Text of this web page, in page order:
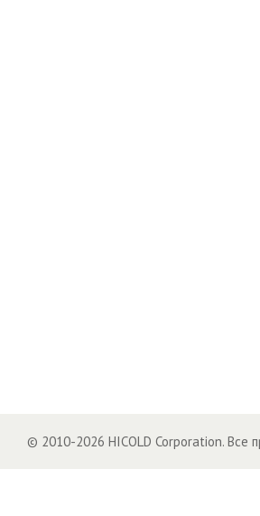
© 2010-2026 HICOLD Corporation. Все